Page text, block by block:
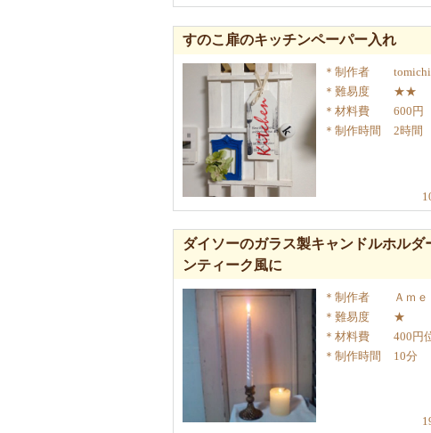
すのこ扉のキッチンペーパー入れ
制作者
難易度
★★
材料費
600円
制作時間
2時間
ダイソーのガラス製キャンドルホルダ
ンティーク風に
制作者
Ａｍｅ
難易度
★
材料費
400円
制作時間
10分